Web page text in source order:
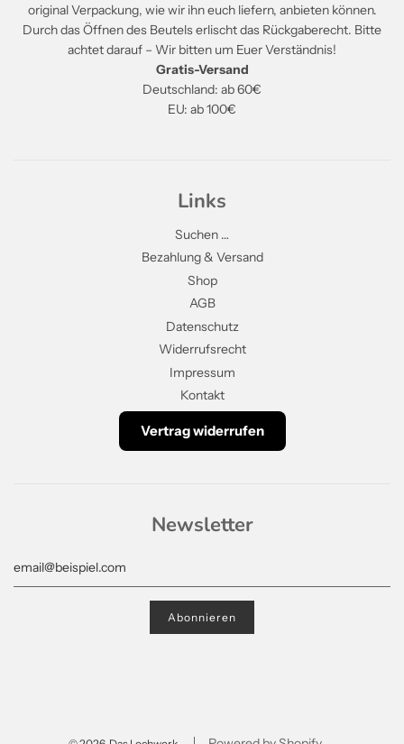
original Verpackung, wie wir ihn euch liefern, anbieten können.
Durch das Öffnen des Beutels erlischt das Rückgaberecht. Bitte
achtet darauf – Wir bitten um Euer Verständnis!
Gratis-Versand
Deutschland: ab 60€
EU: ab 100€
Links
Suchen …
Bezahlung & Versand
Shop
AGB
Datenschutz
Widerrufsrecht
Impressum
Kontakt
Vertrag widerrufen
Newsletter